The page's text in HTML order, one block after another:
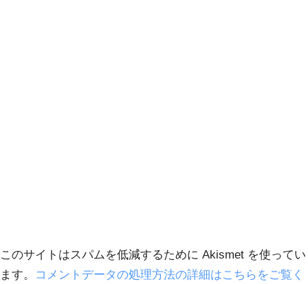
このサイトはスパムを低減するために Akismet を使ってい
ます。
コメントデータの処理方法の詳細はこちらをご覧く